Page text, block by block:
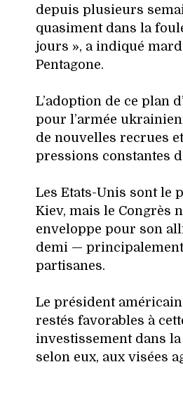
depuis plusieurs
quasiment dans la
jours », a indiqué
Pentagone.
L’adoption de ce plan
pour l’armée
de nouvelles recrues
pressions constantes
Les Etats-Unis sont le
Kiev, mais le Congrès
enveloppe pour son
demi —
partisanes.
Le président
restés favorables à
investissement dans
selon eux, aux visées